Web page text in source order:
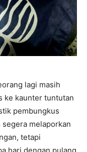
lagi masih
ke kaunter tuntutan
pembungkus
segera melaporkan
tetapi